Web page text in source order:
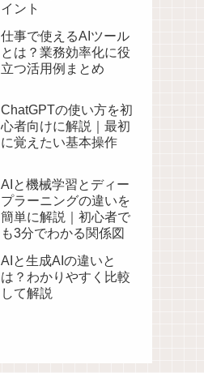
イント
仕事で使えるAIツール
とは？業務効率化に役
立つ活用例まとめ
ChatGPTの使い方を初
心者向けに解説｜最初
に覚えたい基本操作
AIと機械学習とディー
プラーニングの違いを
簡単に解説｜初心者で
も3分でわかる関係図
AIと生成AIの違いと
は？わかりやすく比較
して解説